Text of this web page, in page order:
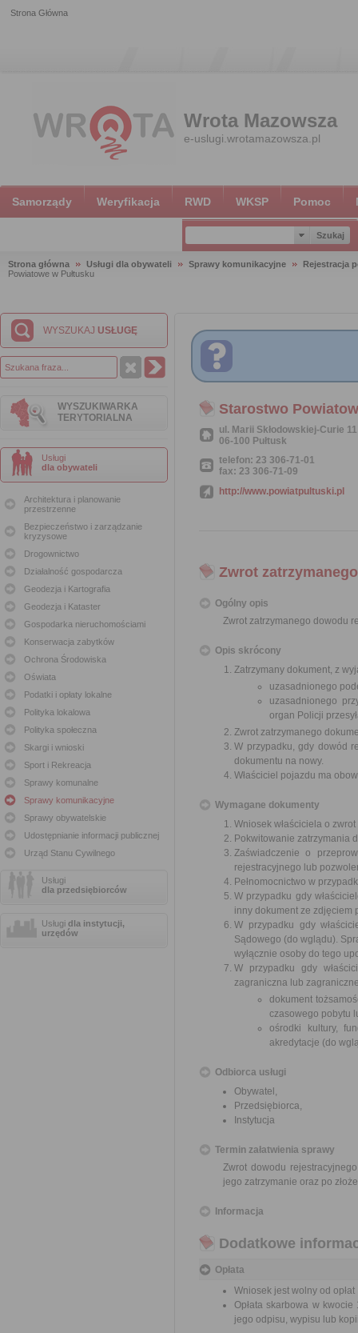
Strona Główna
Wrota Mazowsza
e-uslugi.wrotamazowsza.pl
Samorządy Weryfikacja RWD WKSP Pomoc
Strona główna Usługi dla obywateli Sprawy komunikacyjne
Rejestracja
Powiatowe w Pułtusku
WYSZUKAJ USŁUGĘ
WYSZUKIWARKA
TERYTORIALNA
Usługi
dla obywateli
Architektura i planowanie
przestrzenne
Bezpieczeństwo i zarządzanie
kryzysowe
Drogownictwo
Działalność gospodarcza
Geodezja i Kartografia
Geodezja i Kataster
Gospodarka nieruchomościami
Konserwacja zabytków
Ochrona Środowiska
Oświata
Podatki i opłaty lokalne
Polityka lokalowa
Polityka społeczna
Skargi i wnioski
Sport i Rekreacja
Sprawy komunalne
Sprawy komunikacyjne
Sprawy obywatelskie
Udostępnianie informacji publicznej
Urząd Stanu Cywilnego
Usługi
dla przedsiębiorców
Usługi dla instytucji,
urzędów
Starostwo
ul. Marii Skłodowskiej-Curie 11
06-100 Pułtusk
telefon: 23 306-71-01
fax: 23 306-71-09
http://www.powiatpultuski.pl
Zwrot
Ogólny opis
Zwrot zatrzymanego dowodu
Opis skrócony
Zatrzymany dokument, z
uzasadnionego
uzasadnionego
organ Policji
Zwrot zatrzymanego
W przypadku, gdy dowód
dokumentu na nowy.
Właściciel pojazdu ma
Wymagane dokumenty
Wniosek właściciela o
Pokwitowanie zatrzymania
Zaświadczenie o
rejestracyjnego lub
Pełnomocnictwo w
W przypadku gdy
inny dokument ze zdjęciem
W przypadku gdy
Sądowego (do wglądu).
wyłącznie osoby do tego
W przypadku gdy
zagraniczna lub
dokument
czasowego pobytu
ośrodki kultury,
akredytacje (do
Odbiorca usługi
Obywatel,
Przedsiębiorca,
Instytucja
Termin załatwienia sprawy
Zwrot dowodu
jego zatrzymanie oraz po
Informacja
Dodatkowe
Opłata
Wniosek jest wolny od opłat
Opłata skarbowa w
jego odpisu, wypisu lub